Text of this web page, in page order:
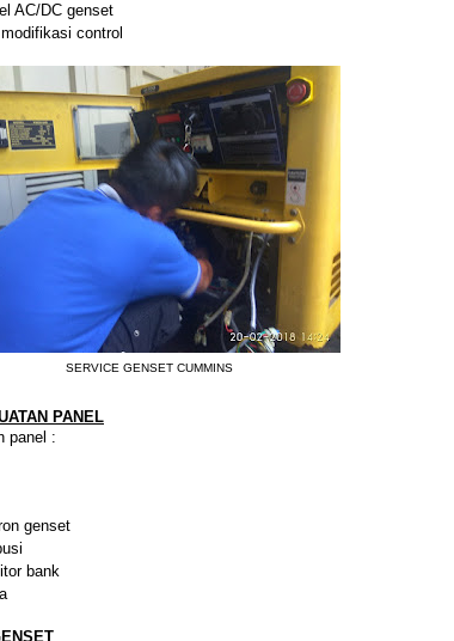
AC/DC genset
control
SERVICE GENSET CUMMINS
PANEL
panel :
genset
bank